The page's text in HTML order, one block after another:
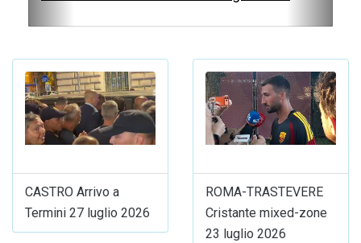
CASTRO Arrivo a
Termini 27 luglio 2026
ROMA-TRASTEVERE
Cristante mixed-zone
23 luglio 2026